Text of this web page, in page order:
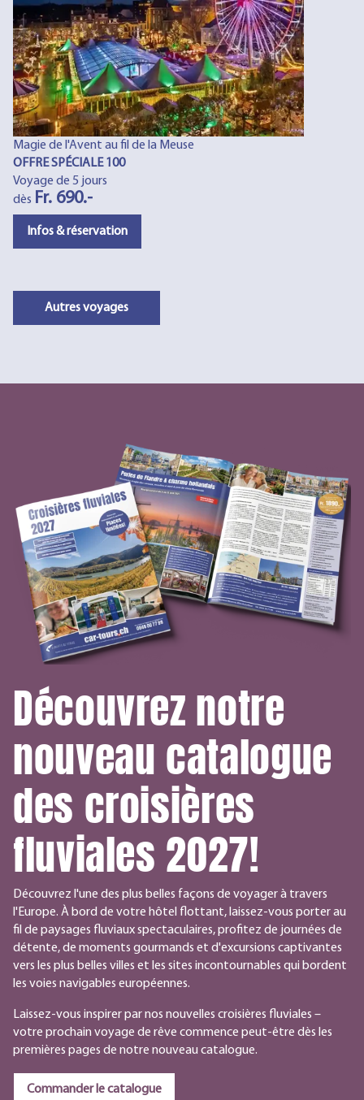
Magie de l'Avent au fil de la Meuse
OFFRE SPÉCIALE 100
Voyage de 5 jours
dès Fr. 690.-
Infos & réservation
Autres voyages
Découvrez notre
nouveau catalogue
des croisières
fluviales 2027!
Découvrez l'une des plus belles façons de voyager à travers
l'Europe. À bord de votre hôtel flottant, laissez-vous porter au
fil de paysages fluviaux spectaculaires, profitez de journées de
détente, de moments gourmands et d'excursions captivantes
vers les plus belles villes et les sites incontournables qui bordent
les voies navigables européennes.
Laissez-vous inspirer par nos nouvelles croisières fluviales –
votre prochain voyage de rêve commence peut-être dès les
premières pages de notre nouveau catalogue.
Commander le catalogue